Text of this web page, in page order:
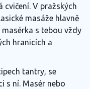
cvičení. V pražských
masáže hlavně
s tebou vždy
hranicích a
tantry, se
s ní. Masér nebo